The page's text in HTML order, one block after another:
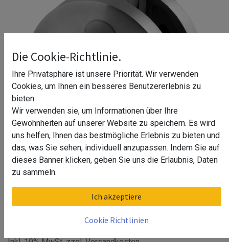
Glasklemme, MOD 4400,
Zinkdruckguss^
Die Cookie-Richtlinie.
Ihre Privatsphäre ist unsere Priorität. Wir verwenden
Cookies, um Ihnen ein besseres Benutzererlebnis zu
bieten.
Wir verwenden sie, um Informationen über Ihre
Gewohnheiten auf unserer Website zu speichern. Es wird
uns helfen, Ihnen das bestmögliche Erlebnis zu bieten und
das, was Sie sehen, individuell anzupassen. Indem Sie auf
dieses Banner klicken, geben Sie uns die Erlaubnis, Daten
zu sammeln.
Ich akzeptiere
Cookie Richtlinien